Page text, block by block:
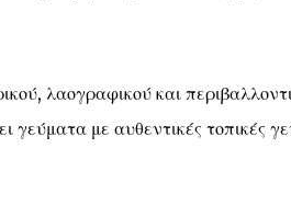
λαογραφικού και
με αυθεντικές τοπικές